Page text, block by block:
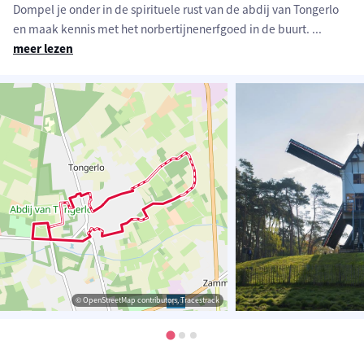
Dompel je onder in de spirituele rust van de abdij van Tongerlo
en maak kennis met het norbertijnenerfgoed in de buurt. ...
meer lezen
© OpenStreetMap contributors, Tracestrack